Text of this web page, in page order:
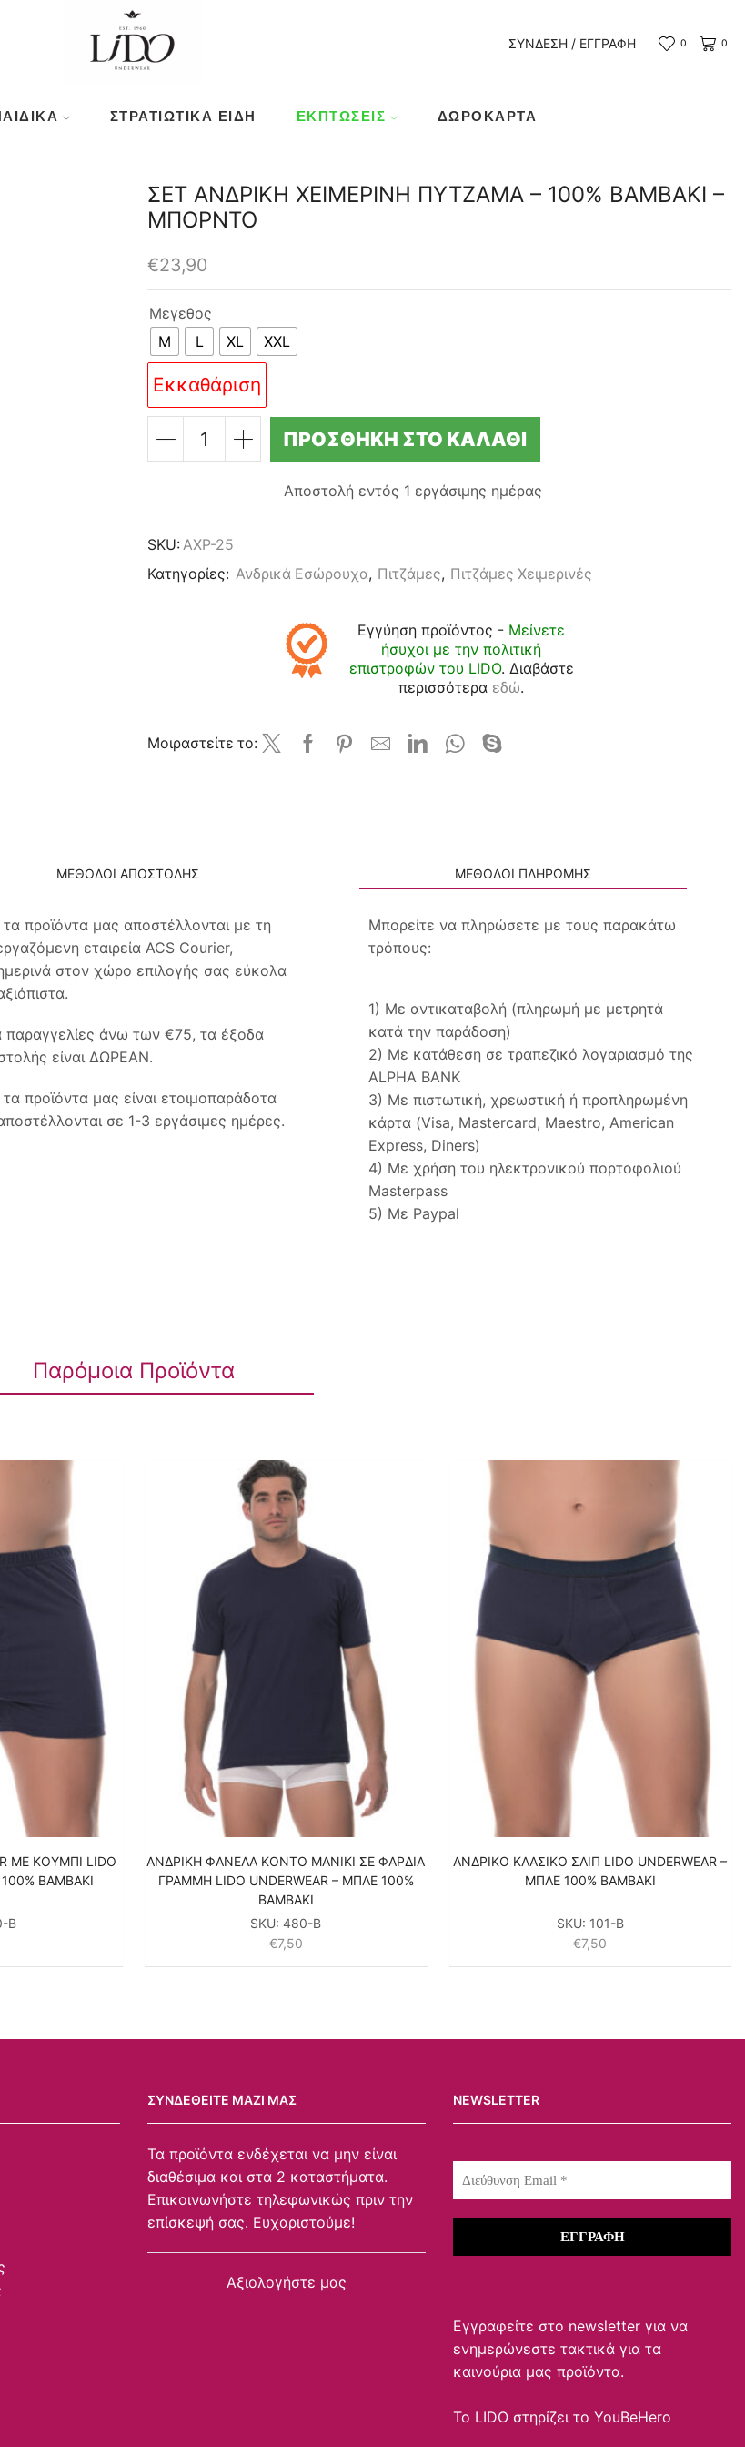
ΣΎΝΔΕΣΗ / ΕΓΓΡΑΦΉ 0 0
ΣΤΡΑΤΙΩΤΙΚΑ ΕΙΔΗ ΕΚΠΤΏΣΕΙΣ ΔΩΡΟΚΆΡΤΑ
ΣΕΤ ΑΝΔΡΙΚΗ ΧΕΙΜΕΡΙΝΗ ΠΥΤΖΑΜΑ – 100% ΒΑΜΒΑΚΙ –
ΜΠΟΡΝΤΟ
€23,90
Μεγεθος
M L XL XXL
Εκκαθάριση
ΣΕΤ
ΑΝΔΡΙΚΗ
100%
-
ΠΡΟΣΘΉΚΗ ΣΤΟ ΚΑΛΆΘΙ
Αποστολή εντός 1 εργάσιμης ημέρας
SKU: AXP-25
Κατηγορίες: Ανδρικά Εσώρουχα, Πιτζάμες, Πιτζάμες Χειμερινές
Εγγύηση προϊόντος - Μείνετε
ήσυχοι με την πολιτική
επιστροφών του LIDO. Διαβάστε
περισσότερα εδώ.
Μοιραστείτε το:
ΜΕΘΟΔΟΙ ΑΠΟΣΤΟΛΗΣ ΜΕΘΟΔΟΙ ΠΛΗΡΩΜΗΣ
προϊόντα μας αποστέλλονται με τη
εταιρεία ACS Courier,
στον χώρο επιλογής σας εύκολα
παραγγελίες άνω των €75, τα έξοδα
είναι ΔΩΡΕΑΝ.
προϊόντα μας είναι ετοιμοπαράδοτα
σε 1-3 εργάσιμες ημέρες.
Μπορείτε να πληρώσετε με τους παρακάτω
τρόπους:
1) Με αντικαταβολή (πληρωμή με μετρητά
κατά την παράδοση)
2) Με κατάθεση σε τραπεζικό λογαριασμό της
ALPHA BANK
3) Με πιστωτική, χρεωστική ή προπληρωμένη
κάρτα (Visa, Mastercard, Maestro, American
Express, Diners)
4) Με χρήση του ηλεκτρονικού πορτοφολιού
Masterpass
5) Με Paypal
Παρόμοια Προϊόντα
ΜΕ ΚΟΥΜΠΙ LIDO
100% ΒΑΜΒΑΚΙ
B
ΑΝΔΡΙΚΗ ΦΑΝΕΛΑ KONTO MANIKI ΣΕ ΦΑΡΔΙΑ
ΓΡΑΜΜΗ LIDO UNDERWEAR – ΜΠΛΕ 100%
ΒΑΜΒΑΚΙ
SKU:480-B
€7,50
ΑΝΔΡΙΚΟ ΚΛΑΣΙΚΟ ΣΛΙΠ LIDO UNDERWEAR –
ΜΠΛΕ 100% ΒΑΜΒΑΚΙ
SKU: 101-B
€7,50
ΣΥΝΔΕΘΕΊΤΕ ΜΑΖΊ ΜΑΣ
Τα προϊόντα ενδέχεται να μην είναι
διαθέσιμα και στα 2 καταστήματα.
Επικοινωνήστε τηλεφωνικώς πριν την
επίσκεψή σας. Ευχαριστούμε!
Αξιολογήστε μας
NEWSLETTER
Εγγραφείτε στο newsletter για να
ενημερώνεστε τακτικά για τα
καινούρια μας προϊόντα.
To LIDO στηρίζει το YouBeHero